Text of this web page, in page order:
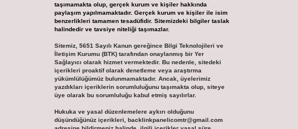
taşımamakta olup, gerçek kurum ve kişiler hakkında
paylaşım yapılmamaktadır. Gerçek kurum ve kişiler ile isim
benzerlikleri tamamen tesadüfidir. Sitemizdeki bilgiler taslak
halindedir ve tavsiye niteliği taşımazlar.
Sitemiz, 5651 Sayılı Kanun gereğince Bilgi Teknolojileri ve
İletişim Kurumu (BTK) tarafından onaylanmış bir Yer
Sağlayıcı olarak hizmet vermektedir. Bu nedenle, sitedeki
içerikleri proaktif olarak denetleme veya araştırma
yükümlülüğümüz bulunmamaktadır. Ancak, üyelerimiz
yazdıkları içeriklerin sorumluluğunu taşımakta olup, siteye
üye olarak bu sorumluluğu kabul etmiş sayılırlar.
Hukuka ve yasal düzenlemelere aykırı olduğunu
düşündüğünüz içerikleri, backlinkpanelicomtr@gmail.com